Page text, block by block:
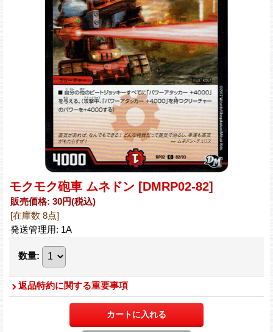
モクモク砲車 ムネドン [DMRP02-82]
販売価格: 30円(税込)
[在庫数 8点]
発送管理用: 1A
数量:
返品特約に関する重要事項